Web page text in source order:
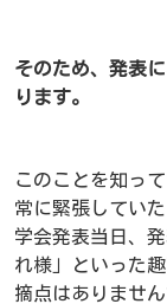
そのため、発表
ります。
このことを知っ
常に緊張してい
学会発表当日、
れ様」といった
摘点はありません